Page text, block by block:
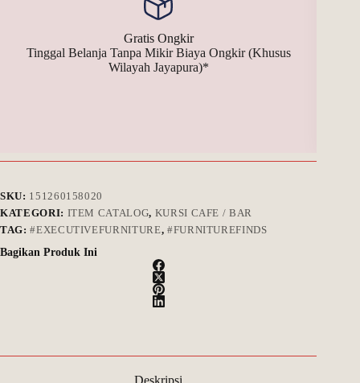
Gratis Ongkir
Tinggal Belanja Tanpa Mikir Biaya Ongkir (Khusus
Wilayah Jayapura)*
SKU: 151260158020
KATEGORI: ITEM CATALOG, KURSI CAFE / BAR
TAG:#EXECUTIVEFURNITURE, #FURNITUREFINDS
Bagikan Produk Ini
Deskripsi